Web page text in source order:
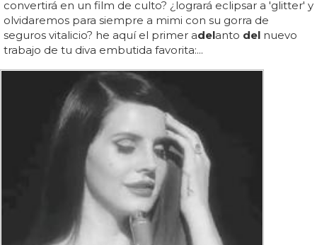
convertirá en un film de culto? ¿logrará eclipsar a 'glitter' y
olvidaremos para siempre a mimi con su gorra de
seguros vitalicio? he aquí el primer adelanto del nuevo
trabajo de tu diva embutida favorita:...